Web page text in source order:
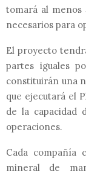
tomará al menos
necesarios para
El proyecto
partes iguales
constituirán una
que ejecutará el
de la capacidad
operaciones.
Cada compañía
mineral de